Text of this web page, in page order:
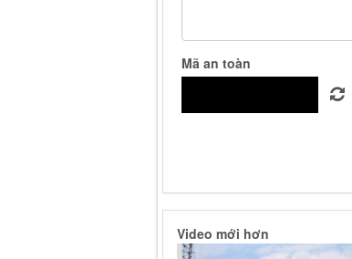
Mã an toàn
Video mới hơn